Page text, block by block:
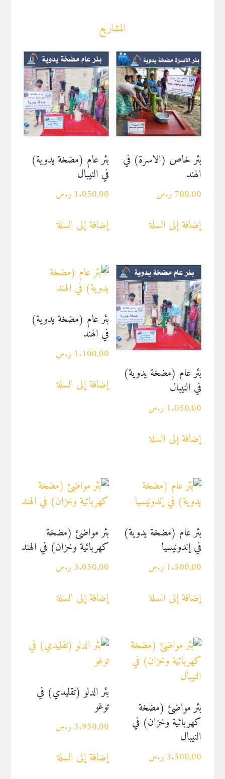
المشاريع
بئر خاص (الاسرة) في
الهند
700,00ر.س
إضافة إلى السلة
بئر عام (مضخة يدوية)
في النيبال
1.050,00 ر.س
إضافة إلى السلة
بئر عام (مضخة يدوية)
في النيبال
1.050,00 ر.س
إضافة إلى السلة
بئر عام (مضخة يدوية)
في الهند
1.100,00 ر.س
إضافة إلى السلة
بئر عام (مضخة يدوية)
في إندونيسيا
1.500,00 ر.س
إضافة إلى السلة
بئر مواضئ (مضخة
كهربائية وخزان) في الهند
3.050,00ر.س
إضافة إلى السلة
بئر مواضئ (مضخة
كهربائية وخزان) في
النيبال
3.500,00ر.س
بئر الدلو (تقليدي) في
توغو
3.950,00ر.س
إضافة إلى السلة